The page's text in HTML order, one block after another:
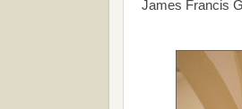
James Francis